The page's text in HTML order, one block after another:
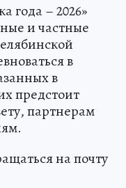
года – 2026»
и частные
в
в
предстоит
партнерам
на почту